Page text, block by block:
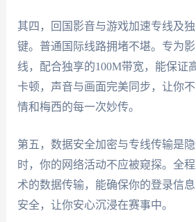
其四，回国影音与游戏加速专线及
键。普通国际线路拥堵不堪。专为
线，配合独享的100M带宽，能保证
卡顿，声音与画面完美同步，让你
情和梅西的每一次妙传。
第五，数据安全加密与专线传输是
时，你的网络活动不应被窥探。全
术的数据传输，能确保你的登录信
安全，让你安心沉浸在赛事中。